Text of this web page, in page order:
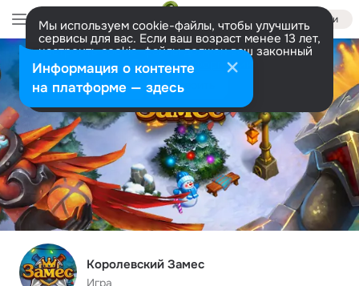
Войти
Мы используем cookie-файлы, чтобы улучшить
сервисы для вас. Если ваш возраст менее 13 лет,
настроить cookie-файлы должен ваш законный
представитель. Больше информации
Разрешить все Настроить
Королевский Замес
Игра
Информация о контенте
на платформе — здесь